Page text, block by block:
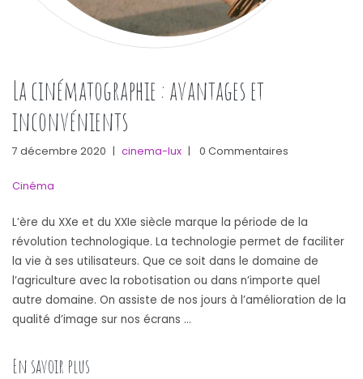
La cinématographie : avantages et
inconvénients
7 décembre 2020 | cinema-lux | 0 Commentaires
Cinéma
L’ère du XXe et du XXIe siècle marque la période de la
révolution technologique. La technologie permet de faciliter
la vie à ses utilisateurs. Que ce soit dans le domaine de
l’agriculture avec la robotisation ou dans n’importe quel
autre domaine. On assiste de nos jours à l’amélioration de la
qualité d’image sur nos écrans …
En savoir plus